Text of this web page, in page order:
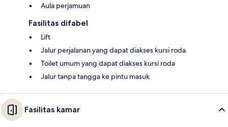
Aula perjamuan
Fasilitas difabel
Lift
Jalur perjalanan yang dapat diakses kursi roda
Toilet umum yang dapat diakses kursi roda
Jalur tanpa tangga ke pintu masuk
Fasilitas kamar